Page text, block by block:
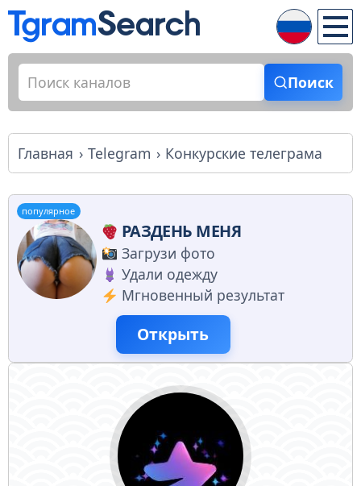
Поиск
Главная Telegram Конкурские телеграма
популярное
РАЗДЕНЬ МЕНЯ
Загрузи фото
Удали одежду
Мгновенный результат
Открыть